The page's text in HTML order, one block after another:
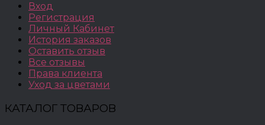
Вход
Регистрация
Личный Кабинет
История заказов
Оставить отзыв
Все отзывы
Права клиента
Уход за цветами
КАТАЛОГ ТОВАРОВ